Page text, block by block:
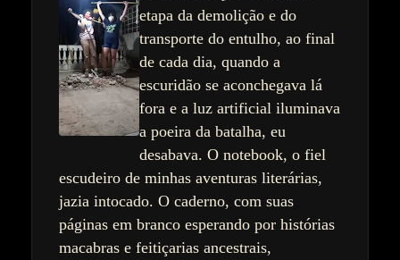
etapa da demolição e do
transporte do entulho, ao final
de cada dia, quando a
escuridão se aconchegava lá
fora e a luz artificial iluminava
a poeira da batalha, eu
desabava. O notebook, o fiel
escudeiro de minhas aventuras literárias,
jazia intocado. O caderno, com suas
páginas em branco esperando por histórias
macabras e feitiçarias ancestrais,